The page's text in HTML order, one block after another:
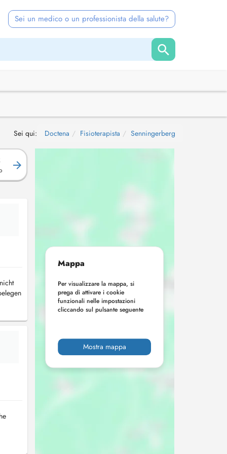
Sei un medico o un professionista della salute?
Sei qui: Doctena Fisioterapista Senningerberg
Mappa
Per visualizzare la mappa, si
prega di attivare i cookie
funzionali nelle impostazioni
cliccando sul pulsante seguente
Mostra mappa